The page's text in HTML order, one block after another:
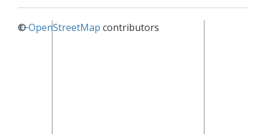
+−
©OpenStreetMap contributors